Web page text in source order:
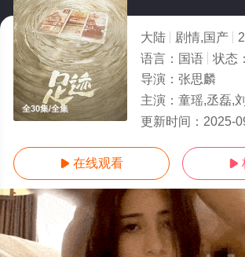
全30集/全集
大陆 剧情,国产
语言： 国语 状态：
导演： 张思麟
主演： 童瑶,丞磊,刘奕君,林允,王鹤
更新时间： 2025-
 在线观看 